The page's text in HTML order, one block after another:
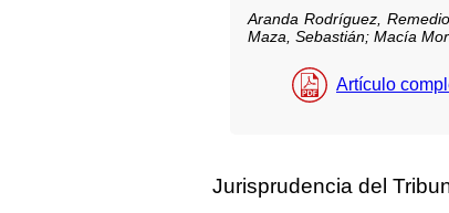
Aranda Rodríguez,
Maza, Sebastián; Macía
Artículo
Jurisprudencia del